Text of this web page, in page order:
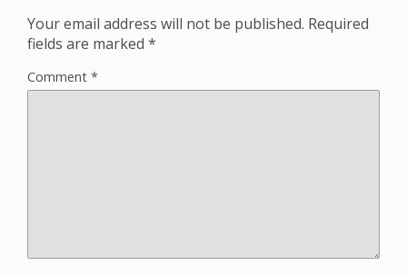
Your email address will not be published. Required
fields are marked *
Comment *